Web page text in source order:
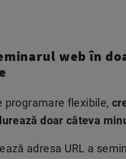
web în
programare flexibile,
doar câteva
adresa URL a